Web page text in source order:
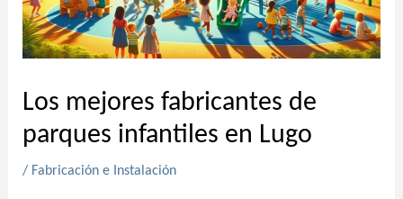
Los mejores fabricantes de
parques infantiles en Lugo
/ Fabricación e Instalación